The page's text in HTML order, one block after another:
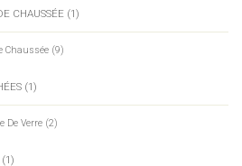
CHAUSSÉE (1)
Chaussée (9)
(1)
De Verre (2)